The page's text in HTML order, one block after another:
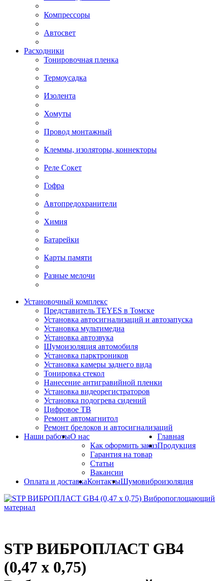
Компрессоры
Автосвет
Расходники
Тонировочная пленка
Термоусадка
Изолента
Хомуты
Провод монтажный
Клеммы, изоляторы, коннекторы
Реле Сокет
Гофра
Автопредохранители
Химия
Батарейки
Карты памяти
Разные мелочи
Установочный комплекс
Представитель TEYES в Томске
Установка автосигнализаций и автозапуска
Установка мультимедиа
Установка автозвука
Шумоизоляция автомобиля
Установка парктроников
Установка камеры заднего вида
Тонировка стекол
Нанесение антигравийной пленки
Установка видеорегистраторов
Установка подогрева сидений
Цифровое ТВ
Ремонт автомагнитол
Ремонт брелоков и автосигнализаций
Наши работыО нас
Как оформить заказ
Гарантия на товар
Статьи
Вакансии
Оплата и доставкаКонтакты
Главная
Продукция
Шумовиброизоляция
STP ВИБРОПЛАСТ GB4
(0,47 х 0,75)